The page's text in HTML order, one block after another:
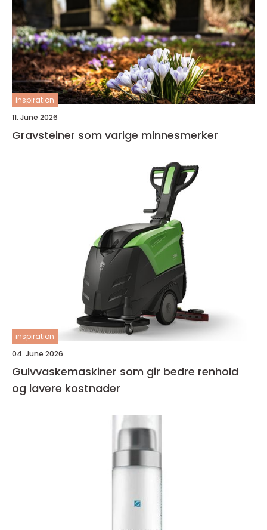
inspiration
11. June 2026
Gravsteiner som varige minnesmerker
inspiration
04. June 2026
Gulvvaskemaskiner som gir bedre renhold
og lavere kostnader